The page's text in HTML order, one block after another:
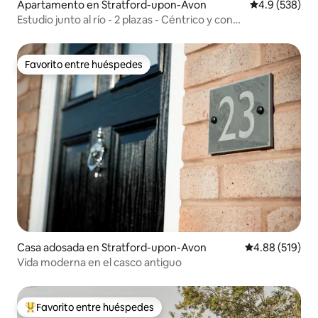
Apartamento en Stratford-upon-Avon Calificación
4.9 (538)
Estudio junto al río - 2 plazas - Céntrico y con
Favorito entre huéspedes
Favorito entre huéspedes
Casa adosada en Stratford-upon-Avon Calificación
4.88 (519)
Vida moderna en el casco antiguo
Favorito entre huéspedes preferido
Favorito entre huéspedes